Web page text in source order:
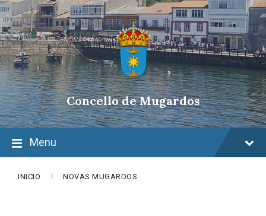
Skip
to
content
Skip
to
main
navigation
Skip
to
footer
Concello de Mugardos
Menu
INICIO NOVAS MUGARDOS